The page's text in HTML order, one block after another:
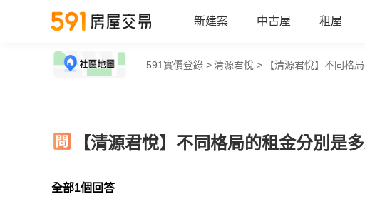
新建案 中古屋 租屋
591實價登錄 > 清源君悅 > 【清源君悅】不同格
【清源君悅】不同格局的租金分別是
全部1個回答